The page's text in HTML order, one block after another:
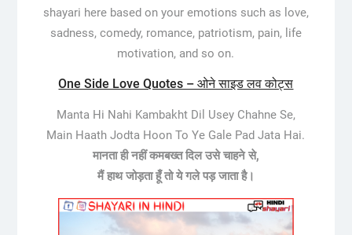
shayari here based on your emotions such as love,
sadness, comedy, romance, patriotism, pain, life
motivation, and so on.
One Side Love Quotes – ओने साइड लव कोट्स
Manta Hi Nahi Kambakht Dil Usey Chahne Se,
Main Haath Jodta Hoon To Ye Gale Pad Jata Hai.
मानता ही नहीं कमबख्त दिल उसे चाहने से,
मैं हाथ जोड़ता हूँ तो ये गले पड़ जाता है।